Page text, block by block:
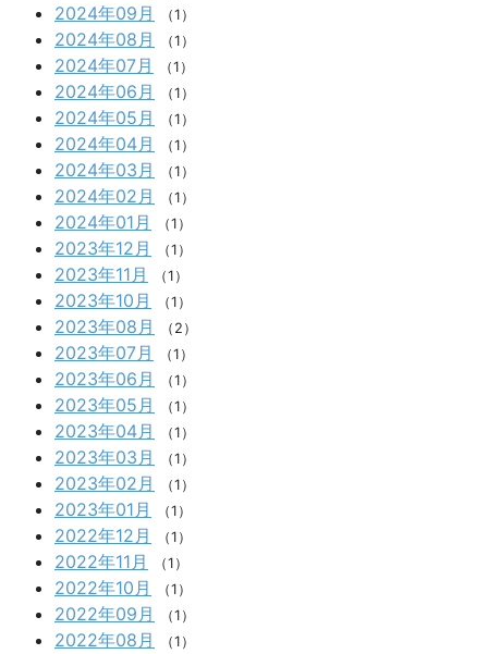
2024年09月 （1）
2024年08月 （1）
2024年07月 （1）
2024年06月 （1）
2024年05月 （1）
2024年04月 （1）
2024年03月 （1）
2024年02月 （1）
2024年01月 （1）
2023年12月 （1）
2023年11月 （1）
2023年10月 （1）
2023年08月 （2）
2023年07月 （1）
2023年06月 （1）
2023年05月 （1）
2023年04月 （1）
2023年03月 （1）
2023年02月 （1）
2023年01月 （1）
2022年12月 （1）
2022年11月 （1）
2022年10月 （1）
2022年09月 （1）
2022年08月 （1）